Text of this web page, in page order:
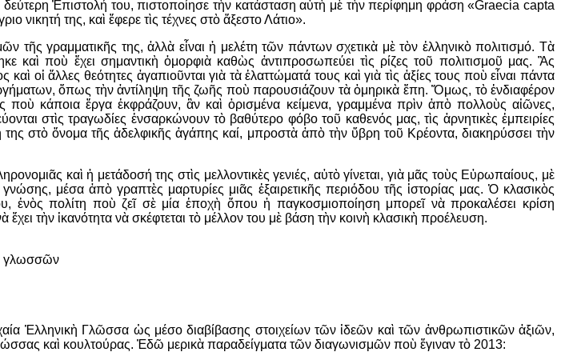
Ἐπιστολή του, πιστοποίησε τὴν κατάσταση αὐτὴ μὲ τὴν περίφημη φράση «Graecia capta
της, καὶ ἔφερε τὶς τέχνες στὸ ἄξεστο Λάτιο».
γραμματικῆς της, ἀλλὰ εἶναι ἡ μελέτη τῶν πάντων σχετικὰ μὲ τὸν ἑλληνικὸ πολιτισμό. Τὰ
καὶ ποὺ ἔχει σημαντικὴ ὀμορφιὰ καθὼς ἀντιπροσωπεύει τὶς ρίζες τοῦ πολιτισμοῦ μας. Ἂς
οἱ ἄλλες θεότητες ἀγαπιοῦνται γιὰ τὰ ἐλαττώματά τους καὶ γιὰ τὶς ἀξίες τους ποὺ εἶναι πάντα
ὅπως τὴν ἀντίληψη τῆς ζωῆς ποὺ παρουσιάζουν τὰ ὁμηρικὰ ἔπη. Ὅμως, τὸ ἐνδιαφέρον
κάποια ἔργα ἐκφράζουν, ἂν καὶ ὁρισμένα κείμενα, γραμμένα πρὶν ἀπὸ πολλοὺς αἰῶνες,
στὶς τραγωδίες ἐνσαρκώνουν τὸ βαθύτερο φόβο τοῦ καθενός μας, τὶς ἀρνητικὲς ἐμπειρίες
στὸ ὄνομα τῆς ἀδελφικῆς ἀγάπης καί, μπροστὰ ἀπὸ τὴν ὕβρη τοῦ Κρέοντα, διακηρύσσει τὴν
καὶ ἡ μετάδοσή της στὶς μελλοντικὲς γενιές, αὐτὸ γίνεται, γιὰ μᾶς τοὺς Εὐρωπαίους, μὲ
μέσα ἀπὸ γραπτὲς μαρτυρίες μιᾶς ἐξαιρετικῆς περιόδου τῆς ἱστορίας μας. Ὁ κλασικὸς
ἑνὸς πολίτη ποὺ ζεῖ σὲ μία ἐποχὴ ὅπου ἡ παγκοσμιοποίηση μπορεῖ νὰ προκαλέσει κρίση
τὴν ἱκανότητα νὰ σκέφτεται τὸ μέλλον του μὲ βάση τὴν κοινὴ κλασικὴ προέλευση.
γλωσσῶν
Ἑλληνικὴ Γλῶσσα ὡς μέσο διαβίβασης στοιχείων τῶν ἰδεῶν καὶ τῶν ἀνθρωπιστικῶν ἀξιῶν,
καὶ κουλτούρας. Ἐδῶ μερικὰ παραδείγματα τῶν διαγωνισμῶν ποὺ ἔγιναν τὸ 2013: